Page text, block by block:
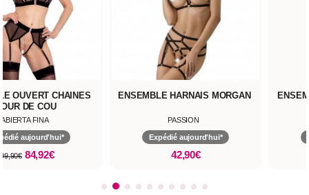
OUVERT CHAINES
DE COU
ABIERTA FINA
aujourd'hui*
99,90€ 84,92€
ENSEMBLE HARNAIS MORGAN
PASSION
Expédié aujourd'hui*
42,90€